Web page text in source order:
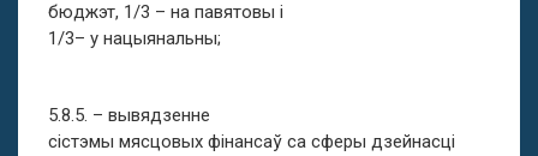
бюджэт, 1/3 – на павятовы і
1/3– у нацыянальны;
5.8.5. – вывядзенне
сістэмы мясцовых фінансаў са сферы дзейнасці